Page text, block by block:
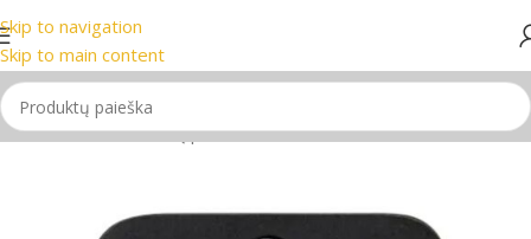
Skip to navigation
Skip to main content
📞 Konsultacija telefonu 📦 Nemokamas
Pradžia/Gitaros/Gitarų priedai